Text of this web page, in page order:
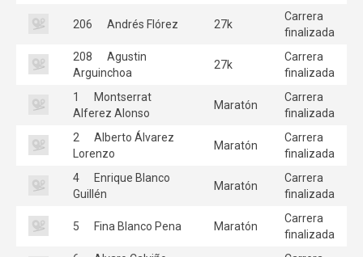
206 Andrés Flórez 27k
Carrera
finalizada
208
Agustin
Arguinchoa
27k
Carrera
finalizada
1
Montserrat
Alferez Alonso
Maratón
Carrera
finalizada
2
Alberto Álvarez
Lorenzo
Maratón
Carrera
finalizada
4
Enrique Blanco
Guillén
Maratón
Carrera
finalizada
5 Fina Blanco Pena Maratón
Carrera
finalizada